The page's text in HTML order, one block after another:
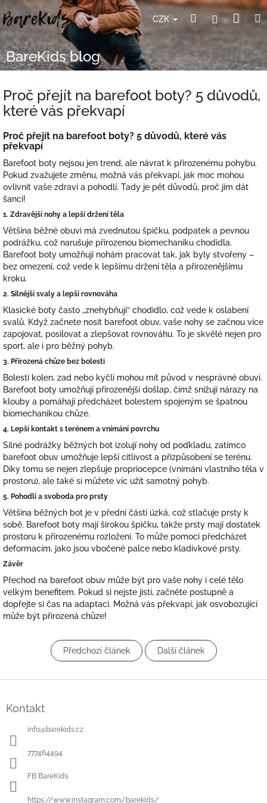
Přejít
na
obsah
CZK HledatPřihlášení
BareKids blog
Proč přejít na barefoot boty? 5 důvodů,
které vás překvapí
Proč přejít na barefoot boty? 5 důvodů, které vás
překvapí
Barefoot boty nejsou jen trend, ale návrat k přirozenému pohybu.
Pokud zvažujete změnu, možná vás překvapí, jak moc mohou
ovlivnit vaše zdraví a pohodlí. Tady je pět důvodů, proč jim dát
šanci!
1. Zdravější nohy a lepší držení těla
Většina běžné obuvi má zvednutou špičku, podpatek a pevnou
podrážku, což narušuje přirozenou biomechaniku chodidla.
Barefoot boty umožňují nohám pracovat tak, jak byly stvořeny –
bez omezení, což vede k lepšímu držení těla a přirozenějšímu
kroku.
2. Silnější svaly a lepší rovnováha
Klasické boty často „znehybňují“ chodidlo, což vede k oslabení
svalů. Když začnete nosit barefoot obuv, vaše nohy se začnou více
zapojovat, posilovat a zlepšovat rovnováhu. To je skvělé nejen pro
sport, ale i pro běžný pohyb.
3. Přirozená chůze bez bolesti
Bolesti kolen, zad nebo kyčlí mohou mít původ v nesprávné obuvi.
Barefoot boty umožňují přirozenější došlap, čímž snižují nárazy na
klouby a pomáhají předcházet bolestem spojeným se špatnou
biomechanikou chůze.
4. Lepší kontakt s terénem a vnímání povrchu
Silné podrážky běžných bot izolují nohy od podkladu, zatímco
barefoot obuv umožňuje lepší citlivost a přizpůsobení se terénu.
Díky tomu se nejen zlepšuje propriocepce (vnímání vlastního těla v
prostoru), ale také si můžete víc užít samotný pohyb.
5. Pohodlí a svoboda pro prsty
Většina běžných bot je v přední části úzká, což stlačuje prsty k
sobě. Barefoot boty mají širokou špičku, takže prsty mají dostatek
prostoru k přirozenému rozložení. To může pomoci předcházet
deformacím, jako jsou vbočené palce nebo kladívkové prsty.
Závěr
Přechod na barefoot obuv může být pro vaše nohy i celé tělo
velkým benefitem. Pokud si nejste jistí, začněte postupně a
dopřejte si čas na adaptaci. Možná vás překvapí, jak osvobozující
může být přirozená chůze!
Předchozí článek Další článek
Kontakt
info@barekids.cz
777464494
FB BareKids
https://www.instagram.com/barekids/